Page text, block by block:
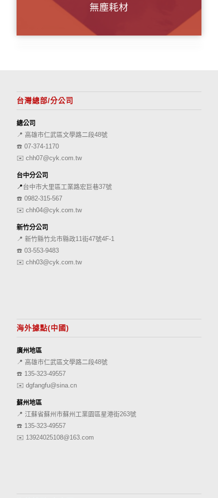
無塵耗材
台灣總部/分公司
總公司
📍 高雄市仁武區文學路二段48號
☎️ 07-374-1170
✉️ chh07@cyk.com.tw
台中分公司
📍台中市大里區工業路宏巨巷37號
☎️ 0982-315-567
✉️ chh04@cyk.com.tw
新竹分公司
📍 新竹縣竹北市縣政11街47號4F-1
☎️ 03-553-9483
✉️ chh03@cyk.com.tw
海外據點(中國)
廣州地區
📍 高雄市仁武區文學路二段48號
☎️ 135-323-49557
✉️ dgfangfu@sina.cn
蘇州地區
📍 江蘇省蘇州市蘇州工業園區星港街263號
☎️ 135-323-49557
✉️ 13924025108@163.com